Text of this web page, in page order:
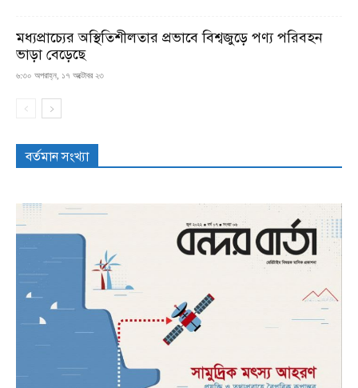
মধ্যপ্রাচ্যের অস্থিতিশীলতার প্রভাবে বিশ্বজুড়ে পণ্য পরিবহন
ভাড়া বেড়েছে
৬:৩০ অপরাহ্ন, ১৭ অক্টোবর ২৩
বর্তমান সংখ্যা